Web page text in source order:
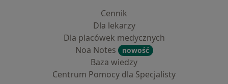
Cennik
Dla lekarzy
Dla placówek medycznych
Noa Notes
nowość
Baza wiedzy
Centrum Pomocy dla Specjalisty